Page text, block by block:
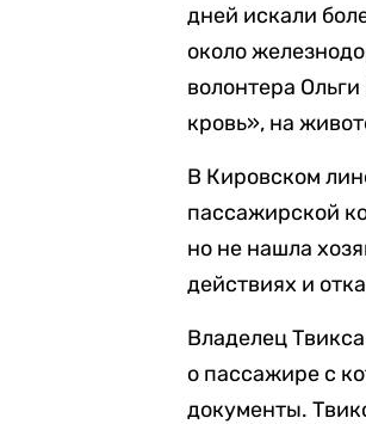
дней искали
около
волонтера
кровь», на
В Кировском
пассажирской
но не нашла
действиях и
Владелец
о пассажире с
документы.